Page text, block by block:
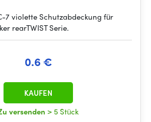
7 violette Schutzabdeckung für
rearTWIST Serie.
0.6 €
versenden > 5 Stück
KAUFEN